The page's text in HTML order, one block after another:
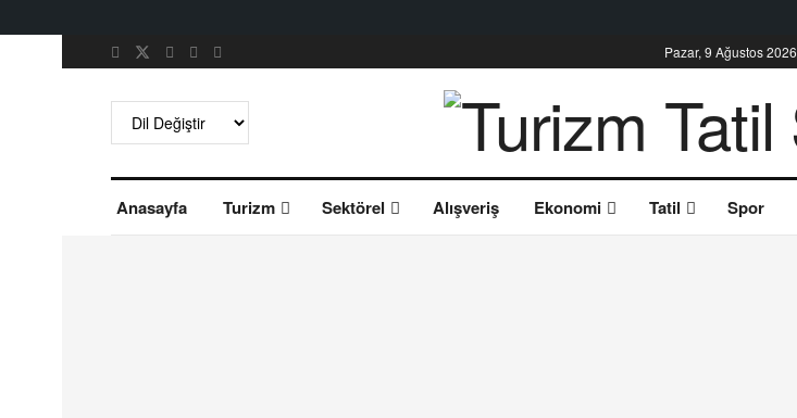
Pazar, 9 Ağustos 2026
Anasayfa Turizm Sektörel Alışveriş Ekonomi Tatil Spor